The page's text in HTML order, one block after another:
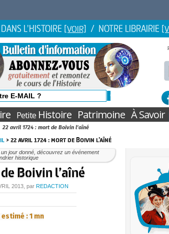
DANS L'HISTOIRE [VOIR] / NOTRE LIBRAIRIE
PetiteHistoire Patrimoine À Savoir
22 avril 1724 : mort de Boivin l’aîné
> 22 avril 1724 : mort de Boivin l’aîné
jour donné, découvrez un événement
historique
Boivin l’aîné
2013, par REDACTION
: 1 mn